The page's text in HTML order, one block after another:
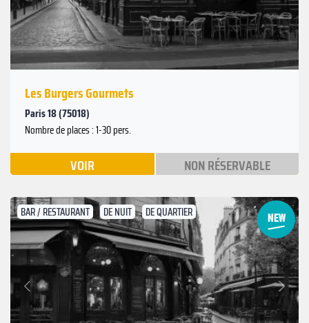
Les Burgers Gourmets
Paris 18 (75018)
Nombre de places : 1-30 pers.
VOIR NON RÉSERVABLE
BAR / RESTAURANT DE NUIT DE QUARTIER
Précédent
Suivant